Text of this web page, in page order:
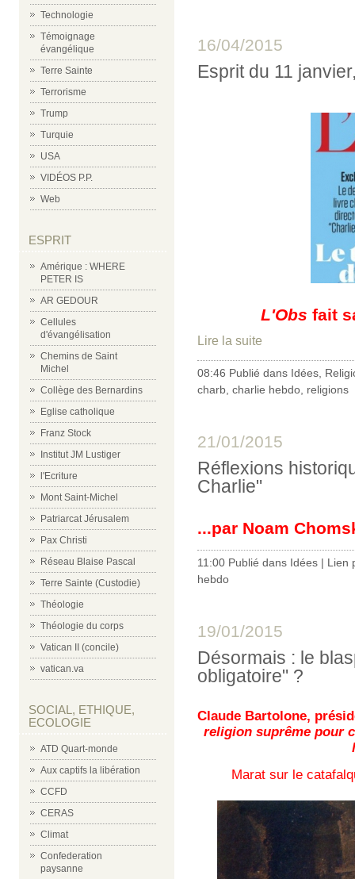
Technologie
Témoignage
évangélique
Terre Sainte
Terrorisme
Trump
Turquie
USA
VIDÉOS P.P.
Web
ESPRIT
Amérique : WHERE
PETER IS
AR GEDOUR
Cellules
d'évangélisation
Chemins de Saint
Michel
Collège des Bernardins
Eglise catholique
Franz Stock
Institut JM Lustiger
l'Ecriture
Mont Saint-Michel
Patriarcat Jérusalem
Pax Christi
Réseau Blaise Pascal
Terre Sainte (Custodie)
Théologie
Théologie du corps
Vatican II (concile)
vatican.va
SOCIAL, ETHIQUE,
ECOLOGIE
ATD Quart-monde
Aux captifs la libération
CCFD
CERAS
Climat
Confederation
paysanne
16/04/2015
Esprit du 11
L'Obs fait
Lire la suite
08:46 Publié dans Idées
charb charlie hebdo religions
21/01/2015
Réflexions
Charlie"
...par Noam
11:00 Publié dans Idées | Lien
hebdo
19/01/2015
Désormais : le
obligatoire" ?
Claude Bartolone,
religion suprême pour
Marat sur le